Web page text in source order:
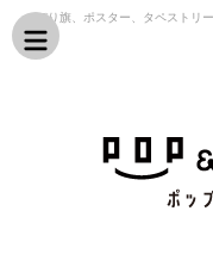
のぼり旗、ポスター、タペストリ
プレイ